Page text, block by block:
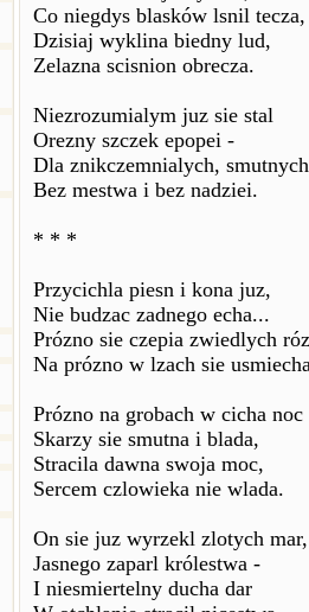
Co niegdys blasków lsnil tecza,
Dzisiaj wyklina biedny lud,
Zelazna scisnion obrecza.
Niezrozumialym juz sie stal
Orezny szczek epopei -
Dla znikczemnialych,
Bez mestwa i bez nadziei.
* * *
Przycichla piesn i kona juz,
Nie budzac zadnego echa...
Prózno sie czepia zwiedlych
Na prózno w lzach sie
Prózno na grobach w cicha noc
Skarzy sie smutna i blada,
Stracila dawna swoja moc,
Sercem czlowieka nie wlada.
On sie juz wyrzekl zlotych mar,
Jasnego zaparl królestwa -
I niesmiertelny ducha dar